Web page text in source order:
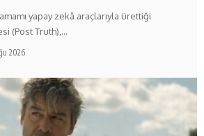
yapay zekâ araçlarıyla ürettiği
(Post Truth),…
2026